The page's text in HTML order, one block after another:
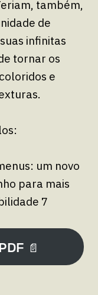
também,
de
infinitas
tornar os
e
📄